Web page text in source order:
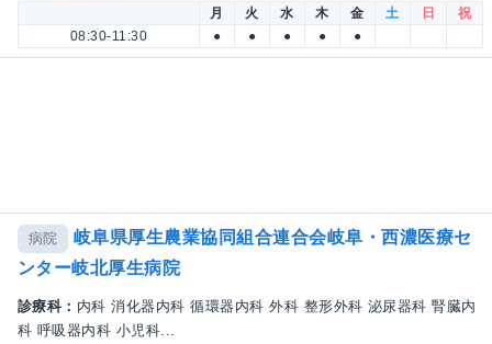
月 火 水 木 金 土 日
祝
08:30-11:30
● ● ● ● ●
病院
岐阜県厚生農業協同組合連合会岐阜・西濃医療セ
ンター岐北厚生病院
診療科： 内科 消化器内科 循環器内科 外科 整形外科 泌尿器科 腎臓内
科 呼吸器内科 小児科...